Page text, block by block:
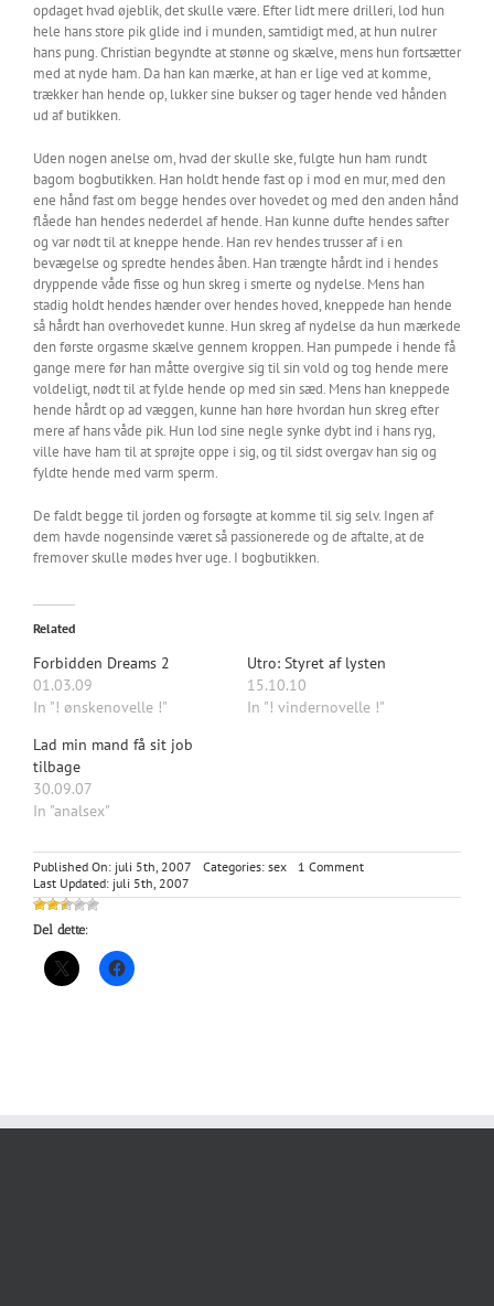
opdaget hvad øjeblik, det skulle være. Efter lidt mere drilleri, lod hun
hele hans store pik glide ind i munden, samtidigt med, at hun nulrer
hans pung. Christian begyndte at stønne og skælve, mens hun fortsætter
med at nyde ham. Da han kan mærke, at han er lige ved at komme,
trækker han hende op, lukker sine bukser og tager hende ved hånden
ud af butikken.
Uden nogen anelse om, hvad der skulle ske, fulgte hun ham rundt
bagom bogbutikken. Han holdt hende fast op i mod en mur, med den
ene hånd fast om begge hendes over hovedet og med den anden hånd
flåede han hendes nederdel af hende. Han kunne dufte hendes safter
og var nødt til at kneppe hende. Han rev hendes trusser af i en
bevægelse og spredte hendes åben. Han trængte hårdt ind i hendes
dryppende våde fisse og hun skreg i smerte og nydelse. Mens han
stadig holdt hendes hænder over hendes hoved, kneppede han hende
så hårdt han overhovedet kunne. Hun skreg af nydelse da hun mærkede
den første orgasme skælve gennem kroppen. Han pumpede i hende få
gange mere før han måtte overgive sig til sin vold og tog hende mere
voldeligt, nødt til at fylde hende op med sin sæd. Mens han kneppede
hende hårdt op ad væggen, kunne han høre hvordan hun skreg efter
mere af hans våde pik. Hun lod sine negle synke dybt ind i hans ryg,
ville have ham til at sprøjte oppe i sig, og til sidst overgav han sig og
fyldte hende med varm sperm.
De faldt begge til jorden og forsøgte at komme til sig selv. Ingen af
dem havde nogensinde været så passionerede og de aftalte, at de
fremover skulle mødes hver uge. I bogbutikken.
Related
Forbidden Dreams 2
01.03.09
In "! ønskenovelle !"
Utro: Styret af lysten
15.10.10
In "! vindernovelle !"
Lad min mand få sit job
tilbage
30.09.07
In "analsex"
Published On: juli 5th, 2007 Categories: sex 1 Commenton
i
Last Updated: juli 5th, 2007
Del dette: